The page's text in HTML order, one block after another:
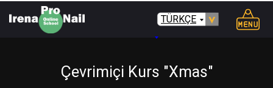
TÜRKÇE
Çevrimiçi Kurs "Xmas"